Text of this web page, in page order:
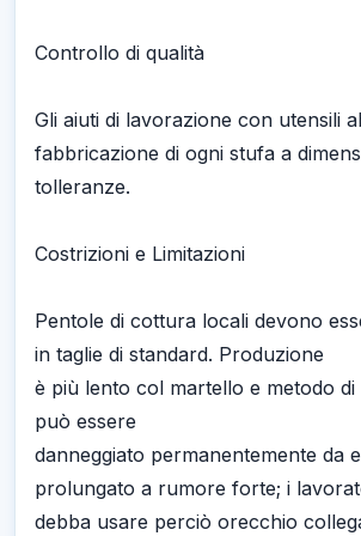
Controllo di qualità
Gli aiuti di lavorazione con utensili
fabbricazione di ogni stufa a
tolleranze.
Costrizioni e Limitazioni
Pentole di cottura locali devono
in taglie di standard. Produzione
è più lento col martello e metodo di
può essere
danneggiato permanentemente da
prolungato a rumore forte; i
debba usare perciò orecchio